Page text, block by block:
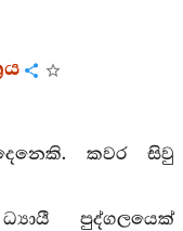
කවර සිවු
පුද්ගලයෙක්